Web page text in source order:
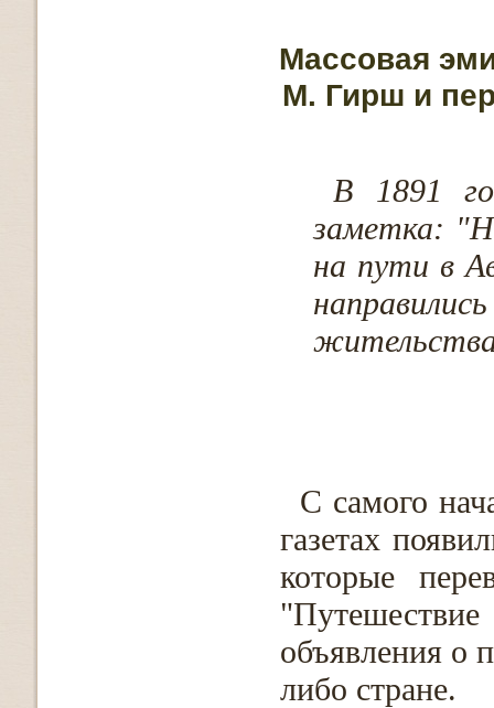
Массовая
М. Гирш и
В 1891
заметка:
на пути в
С самого
газетах
которые
объявления о
либо стране.